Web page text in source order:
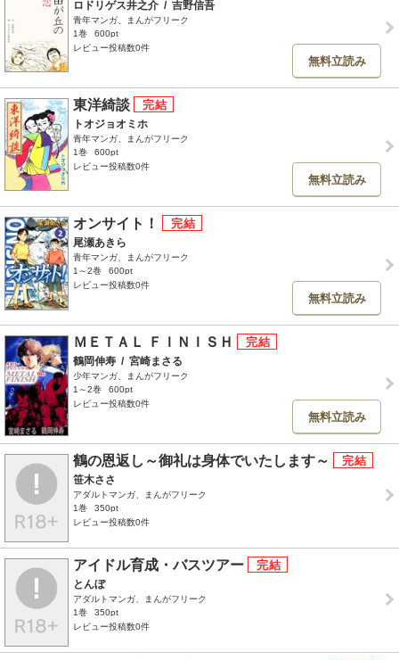
ロドリゲス井之介 / 吉野信吾
青年マンガ、まんがフリーク
1巻
600pt
レビュー投稿数0件
無料立読み
東洋綺談
トオジョオミホ
青年マンガ、まんがフリーク
1巻
600pt
レビュー投稿数0件
無料立読み
オンサイト！
尾瀬あきら
青年マンガ、まんがフリーク
1～2巻
600pt
レビュー投稿数0件
無料立読み
ＭＥＴＡＬ ＦＩＮＩＳＨ
鶴岡伸寿 / 宮崎まさる
少年マンガ、まんがフリーク
1～2巻
600pt
レビュー投稿数0件
無料立読み
鶴の恩返し～御礼は身体でいたします～
笹木ささ
アダルトマンガ、まんがフリーク
1巻
350pt
レビュー投稿数0件
アイドル育成・バスツアー
とんぼ
アダルトマンガ、まんがフリーク
1巻
350pt
レビュー投稿数0件